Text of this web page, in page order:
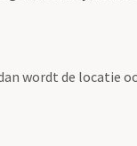
wordt de locatie